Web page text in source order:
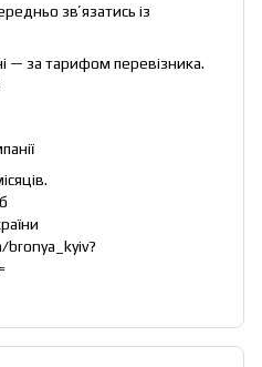
звʼязатись із
— за тарифом перевізника.